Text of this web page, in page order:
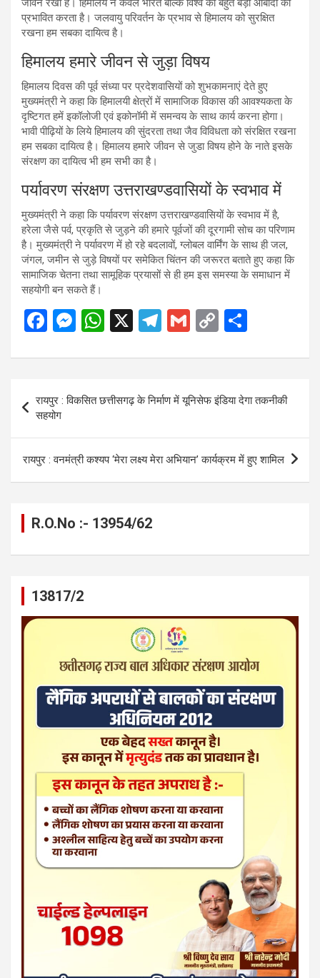
जीवन रेखा है। हिमालय न केवल भारत बल्कि विश्व की बहुत बड़ी आबादी को
प्रभावित करता है। जलवायु परिवर्तन के प्रभाव से हिमालय को सुरक्षित
रखना हम सबका दायित्व है।
हिमालय हमारे जीवन से जुड़ा विषय
हिमालय दिवस की पूर्व संध्या पर प्रदेशवासियों को शुभकामनाएं देते हुए
मुख्यमंत्री ने कहा कि हिमालयी क्षेत्रों में सामाजिक विकास की आवश्यकता के
दृष्टिगत हमें इकॉलोजी एवं इकोनॉमी में समन्वय के साथ कार्य करना होगा।
भावी पीढ़ियों के लिये हिमालय की सुंदरता तथा जैव विविधता को संरक्षित रखना
हम सबका दायित्व है। हिमालय हमारे जीवन से जुडा विषय होने के नाते इसके
संरक्षण का दायित्व भी हम सभी का है।
पर्यावरण संरक्षण उत्तराखण्डवासियों के स्वभाव में
मुख्यमंत्री ने कहा कि पर्यावरण संरक्षण उत्तराखण्डवासियों के स्वभाव में है,
हरेला जैसे पर्व, प्रकृति से जुड़ने की हमारे पूर्वजों की दूरगामी सोच का परिणाम
है। मुख्यमंत्री ने पर्यावरण में हो रहे बदलावों, ग्लोबल वार्मिंग के साथ ही जल,
जंगल, जमीन से जुड़े विषयों पर समेकित चिंतन की जरूरत बताते हुए कहा कि
सामाजिक चेतना तथा सामूहिक प्रयासों से ही हम इस समस्या के समाधान में
सहयोगी बन सकते हैं।
F
ce
o
o
k
M
se
n
g
er
W
at
s
A
p
p
X
T
e
gr
a
m
G
ail
C
py
Li
n
k
ar
navigation
रायपुर : विकसित छत्तीसगढ़ के निर्माण में यूनिसेफ इंडिया देगा तकनीकी
सहयोग
रायपुर : वनमंत्री कश्यप ‘मेरा लक्ष्य मेरा अभियान’ कार्यक्रम में हुए शामिल
R.O.No :- 13954/62
13817/2